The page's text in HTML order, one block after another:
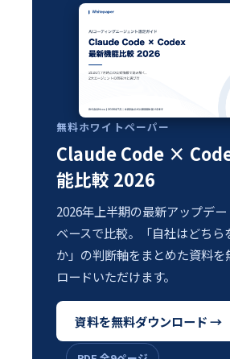
無料ホワイトペーパー
Claude Code ×
能比較 2026
2026年上半期の最新アップデ
ベースで比較。「自社はどちら
か」の判断軸をまとめた資料を
ロードいただけます。
資料を無料ダウンロード →